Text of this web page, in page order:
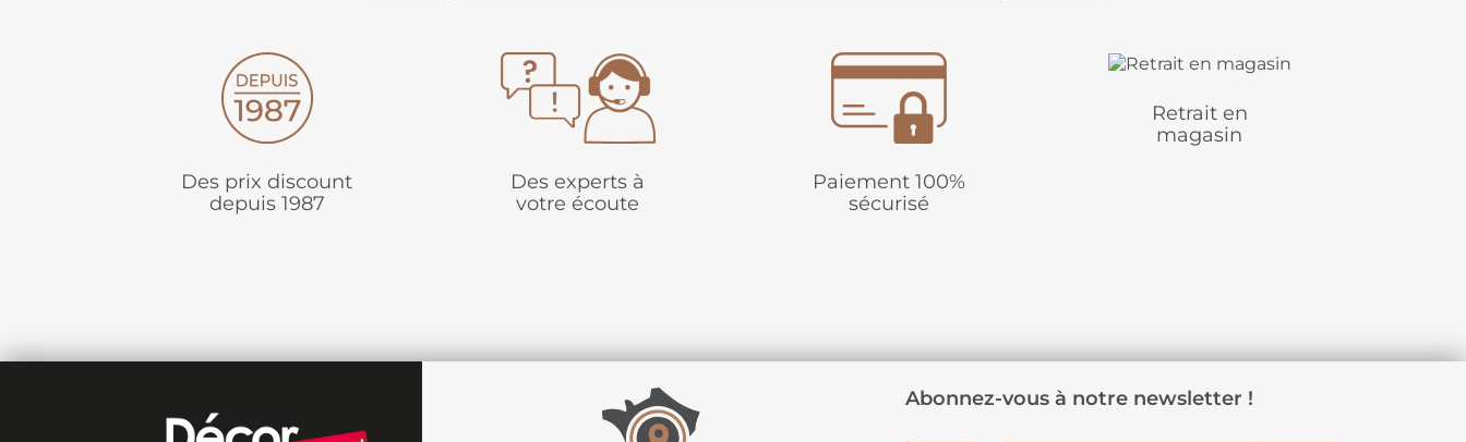
Des prix discount
depuis 1987
Des experts à
votre écoute
Paiement 100%
sécurisé
Retrait en
magasin
Abonnez-vous à notre newsletter !